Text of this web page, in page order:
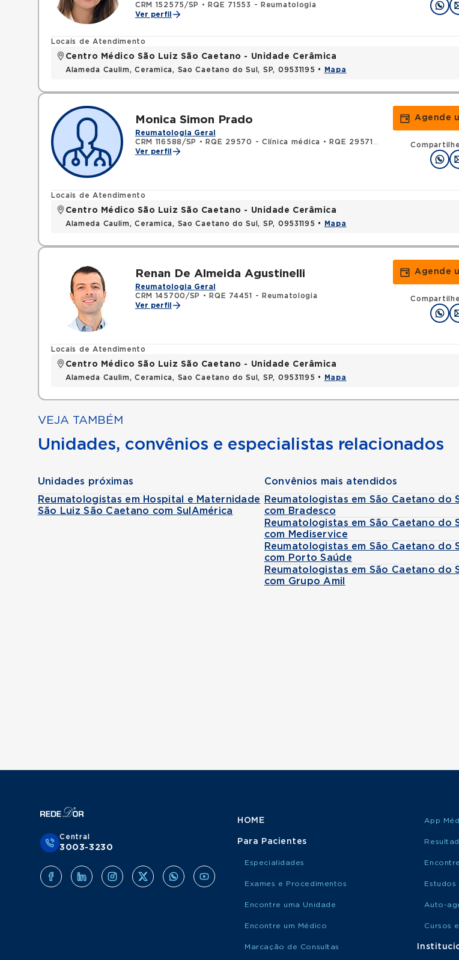
CRM 152575/SP
•
RQE 71553 - Reumatologia
Ver perfil
Locais de Atendimento
Centro Médico São Luiz São Caetano - Unidade Cerâmica
Alameda Caulim, Ceramica, Sao Caetano do Sul, SP, 09531195 • Mapa
Monica Simon Prado
Reumatologia Geral
CRM 116588/SP
• RQE 29570 - Clínica médica •
RQE 29571 - Reumatologia
Ver perfil
Agende
Locais de Atendimento
Centro Médico São Luiz São Caetano - Unidade Cerâmica
Alameda Caulim, Ceramica, Sao Caetano do Sul, SP, 09531195 • Mapa
Renan De Almeida Agustinelli
Reumatologia Geral
CRM 145700/SP
•
RQE 74451 - Reumatologia
Ver perfil
Agende
Locais de Atendimento
Centro Médico São Luiz São Caetano - Unidade Cerâmica
Alameda Caulim, Ceramica, Sao Caetano do Sul, SP, 09531195 • Mapa
VEJA TAMBÉM
Unidades, convênios e especialistas relacionados
Unidades próximas
Reumatologistas em Hospital e Maternidade
São Luiz São Caetano com SulAmérica
Convênios mais atendidos
Reumatologistas em São Caetano do
com Bradesco
Reumatologistas em São Caetano do
com Mediservice
Reumatologistas em São Caetano do
com Porto Saúde
Reumatologistas em São Caetano do
com Grupo Amil
Central
3003-3230
HOME
Para Pacientes
Especialidades
Exames e Procedimentos
Encontre uma Unidade
Encontre um Médico
Marcação de Consultas
App
Auto-
Cursos